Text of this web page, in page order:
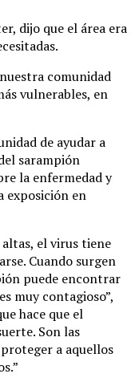
dijo que el área era
comunidad
vulnerables, en
de ayudar a
sarampión
la enfermedad y
exposición en
altas, el virus tiene
Cuando surgen
puede encontrar
muy contagioso”,
hace que el
Son las
a aquellos